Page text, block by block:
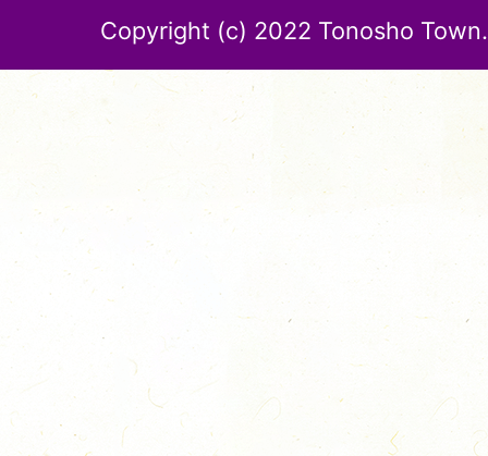
Copyright (c) 2022 Tonosho